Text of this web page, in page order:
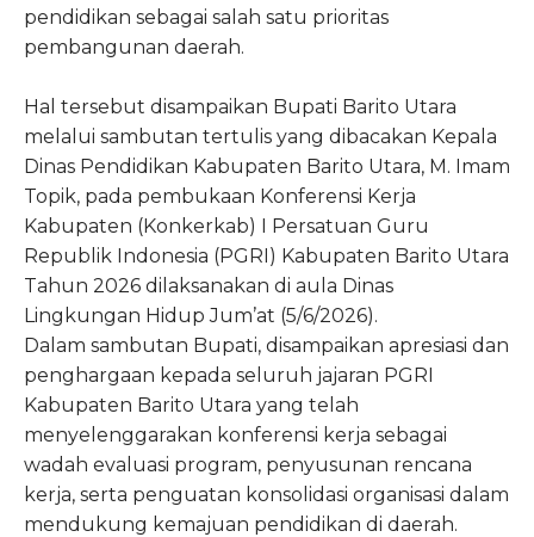
pendidikan sebagai salah satu prioritas
pembangunan daerah.
Hal tersebut disampaikan Bupati Barito Utara
melalui sambutan tertulis yang dibacakan Kepala
Dinas Pendidikan Kabupaten Barito Utara, M. Imam
Topik, pada pembukaan Konferensi Kerja
Kabupaten (Konkerkab) I Persatuan Guru
Republik Indonesia (PGRI) Kabupaten Barito Utara
Tahun 2026 dilaksanakan di aula Dinas
Lingkungan Hidup Jum’at (5/6/2026).
Dalam sambutan Bupati, disampaikan apresiasi dan
penghargaan kepada seluruh jajaran PGRI
Kabupaten Barito Utara yang telah
menyelenggarakan konferensi kerja sebagai
wadah evaluasi program, penyusunan rencana
kerja, serta penguatan konsolidasi organisasi dalam
mendukung kemajuan pendidikan di daerah.